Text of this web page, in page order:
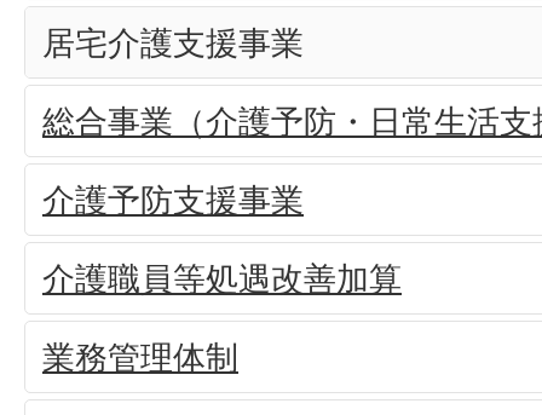
居宅介護支援事業
総合事業（介護予防・日常生活
介護予防支援事業
介護職員等処遇改善加算
業務管理体制